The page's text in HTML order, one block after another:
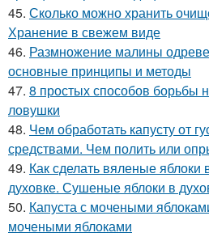
45. Сколько можно хранить
Хранение в свежем виде
46. Размножение малины
основные принципы и методы
47. 8 простых способов борьбы
ловушки
48. Чем обработать капусту от
средствами. Чем полить или
49. Как сделать вяленые
духовке. Сушеные яблоки в
50. Капуста с мочеными
мочеными яблоками